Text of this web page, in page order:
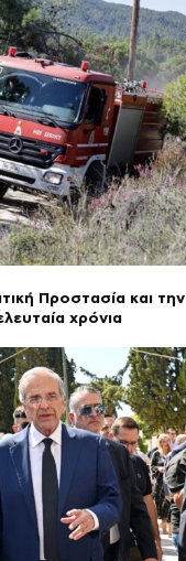
Προστασία και την
χρόνια